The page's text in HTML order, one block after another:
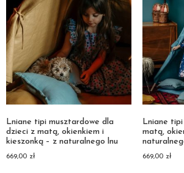
Lniane tipi musztardowe dla
dzieci z matą, okienkiem i
kieszonką – z naturalnego lnu
669,00 zł
Lniane
matą,
669,00 zł